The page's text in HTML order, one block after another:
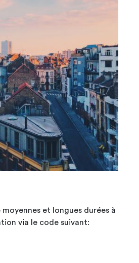
et longues durées à
via le code suivant: